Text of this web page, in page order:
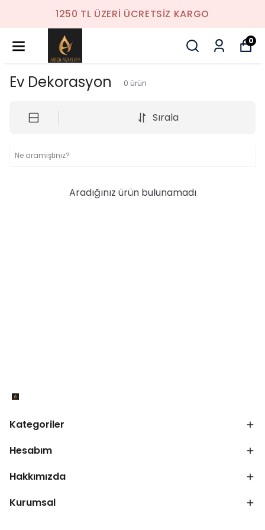
1250 TL ÜZERI ÜCRETSIZ KARGO
0
Ev Dekorasyon 0 ürün
Sırala
Aradığınız ürün bulunamadı
Kategoriler
Hesabım
Hakkımızda
Kurumsal